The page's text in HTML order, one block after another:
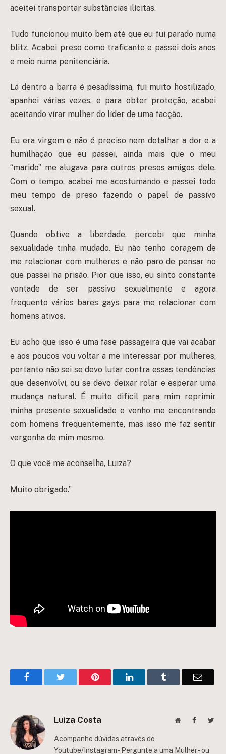
aceitei transportar substâncias ilícitas.
Tudo funcionou muito bem até que eu fui parado numa
blitz. Acabei preso como traficante e passei dois anos
e meio numa penitenciária.
Lá dentro a barra é pesadíssima, fui muito hostilizado,
apanhei várias vezes, e para obter proteção, acabei
aceitando virar mulher do líder de uma facção.
Eu era virgem e não é preciso nem detalhar a dor e a
humilhação que eu passei, ainda mais que o meu
“marido” me alugava para outros presos amigos dele.
Com o tempo, acabei me acostumando e passei todo
meu tempo de preso fazendo o papel de passivo
sexual.
Quando obtive a liberdade, percebi que minha
sexualidade tinha mudado. Eu não tenho coragem de
me relacionar com mulheres e não paro de pensar no
que passei na prisão. Pior que isso, eu sinto constante
vontade de ser passivo sexualmente e agora
frequento vários bares gays para me relacionar com
homens ativos.
Eu acho que isso é uma fase passageira que vai acabar
e aos poucos vou voltar a me interessar por mulheres,
portanto não sei se devo lutar contra essas tendências
que desenvolvi, ou se devo deixar rolar e esperar uma
mudança natural. É muito difícil para mim reprimir
minha presente sexualidade e venho me encontrando
com homens frequentemente, mas isso me faz sentir
vergonha de mim mesmo.
O que você me aconselha, Luiza?
Muito obrigado.”
FacebookTwitter Pinterest LinkedInTumblr Email
Luiza Costa WebsiteFacebook
Acompanhe dúvidas através do
Youtube/Instagram - Pergunte a uma Mulher - ou